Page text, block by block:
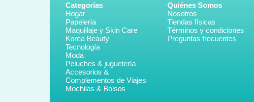
Categorías
Hogar
Papelería
Maquillaje y Skin Care
Korea Beauty
Tecnología
Moda
Peluches & juguetería
Accesorios &
Complementos de Viajes
Mochilas & Bolsos
Quiénes Somos
Nosotros
Tiendas físicas
Términos y condiciones
Preguntas frecuentes